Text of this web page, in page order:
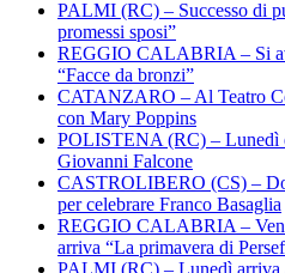
PALMI (RC) – Successo di
promessi sposi”
REGGIO CALABRIA – Si
“Facce da bronzi”
CATANZARO – Al Teatro
con Mary Poppins
POLISTENA (RC) – Lunedì
Giovanni Falcone
CASTROLIBERO (CS) –
per celebrare Franco Basaglia
REGGIO CALABRIA –
arriva “La primavera di